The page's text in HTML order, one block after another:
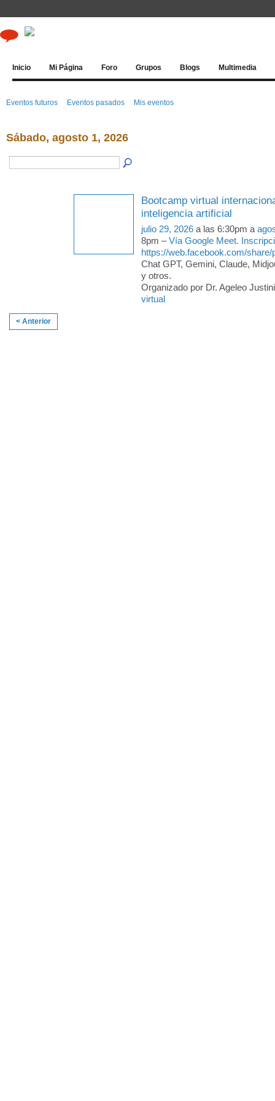
Inicio Mi Página Foro Grupos Blogs Multimedia
Eventos futuros Eventos pasados Mis eventos
Sábado, agosto 1, 2026
Bootcamp virtual
inteligencia artificial
julio 29, 2026 a las 6:30pm a
8pm –Vía Google Meet.
https://web.facebook.com/
Chat GPT, Gemini, Claude,
y otros.
Organizado por Dr. Ageleo
virtual
< Anterior